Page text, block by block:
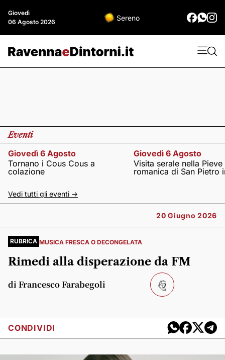
Giovedì
06 Agosto 2026
Sereno
Eventi
Giovedì 6 Agosto
Tornano i Cous Cous a
colazione
Giovedì 6 Agosto
Visita serale nella Pieve
romanica di San Pietro
Vedi tutti gli eventi ->
20 Giugno 2026
RUBRICA MUSICA FRESCA O DECONGELATA
Rimedi alla disperazione da FM
di Francesco Farabegoli
CONDIVIDI